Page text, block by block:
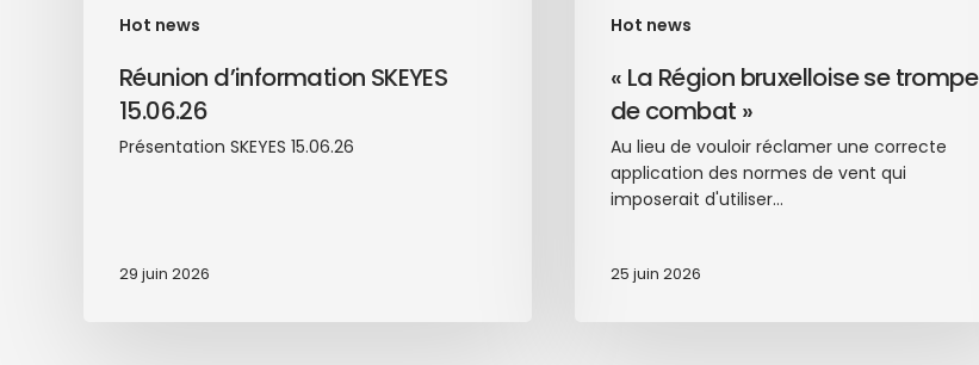
Hot news
Réunion d’information SKEYES
15.06.26
Présentation SKEYES 15.06.26
29 juin 2026
Hot news
« La Région bruxelloise se trompe
de combat »
Au lieu de vouloir réclamer une correcte
application des normes de vent qui
imposerait d'utiliser…
25 juin 2026